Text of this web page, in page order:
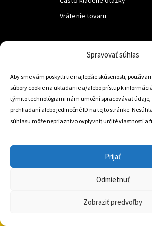
Spravovať súhlas
Aby sme vám poskytli tie najlepšie skúsenosti,
súbory cookie na ukladanie a/alebo prístup k
týmito technológiami nám umožní spracovávať údaje,
prehliadaní alebo jedinečné ID na tejto stránke.
súhlasu môže nepriaznivo ovplyvniť určité vlastnosti a
Prijať
Odmietnuť
Zobraziť predvoľby
Vrátenie tovaru
Trstená 02801
+421 905 806 234
Český Eshop